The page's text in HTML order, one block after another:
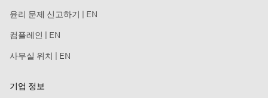
윤리 문제 신고하기 | EN
컴플레인 | EN
사무실 위치 | EN
기업 정보